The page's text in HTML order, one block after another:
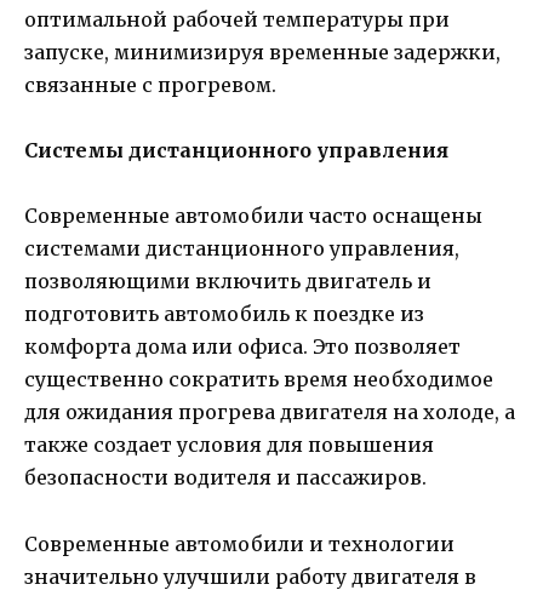
оптимальной рабочей температуры при
запуске, минимизируя временные задержки,
связанные с прогревом.
Системы дистанционного управления
Современные автомобили часто оснащены
системами дистанционного управления,
позволяющими включить двигатель и
подготовить автомобиль к поездке из
комфорта дома или офиса. Это позволяет
существенно сократить время необходимое
для ожидания прогрева двигателя на холоде, а
также создает условия для повышения
безопасности водителя и пассажиров.
Современные автомобили и технологии
значительно улучшили работу двигателя в